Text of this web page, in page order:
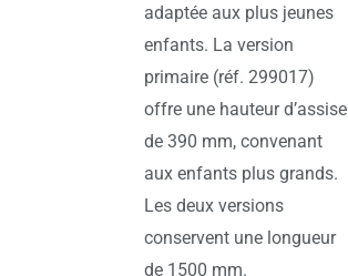
adaptée aux plus jeunes
enfants. La version
primaire (réf. 299017)
offre une hauteur d’assise
de 390 mm, convenant
aux enfants plus grands.
Les deux versions
conservent une longueur
de 1500 mm.